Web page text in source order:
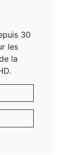
30
les
la